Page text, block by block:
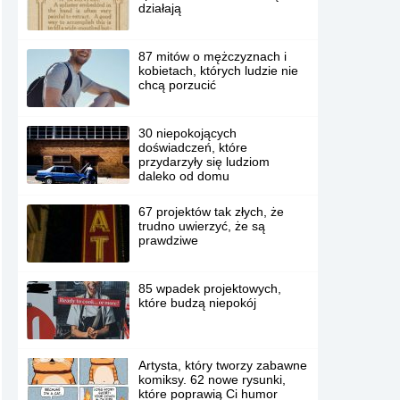
działają
87 mitów o mężczyznach i
kobietach, których ludzie nie
chcą porzucić
30 niepokojących
doświadczeń, które
przydarzyły się ludziom
daleko od domu
67 projektów tak złych, że
trudno uwierzyć, że są
prawdziwe
85 wpadek projektowych,
które budzą niepokój
Artysta, który tworzy zabawne
komiksy. 62 nowe rysunki,
które poprawią Ci humor